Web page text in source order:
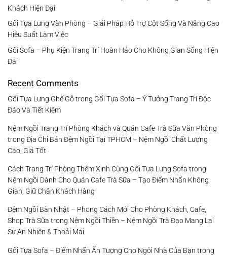
Khách Hiện Đại
Gối Tựa Lưng Văn Phòng – Giải Pháp Hỗ Trợ Cột Sống Và Nâng Cao
Hiệu Suất Làm Việc
Gối Sofa – Phụ Kiện Trang Trí Hoàn Hảo Cho Không Gian Sống Hiện
Đại
Recent Comments
Gối Tựa Lưng Ghế Gỗtrong Gối Tựa Sofa – Ý Tưởng Trang Trí Độc
Đáo Và Tiết Kiệm
Nệm Ngồi Trang Trí Phòng Khách và Quán Cafe Trà Sữa Văn Phòng
trong Địa Chỉ Bán Đệm Ngồi Tại TPHCM – Nệm Ngồi Chất Lượng
Cao, Giá Tốt
Cách Trang Trí Phòng Thêm Xinh Cùng Gối Tựa Lưng Sofa trong
Nệm Ngồi Dành Cho Quán Cafe Trà Sữa – Tạo Điểm Nhấn Không
Gian, Giữ Chân Khách Hàng
Đệm Ngồi Bàn Nhật – Phong Cách Mới Cho Phòng Khách, Cafe,
Shop Trà Sữa trong Nệm Ngồi Thiền – Nệm Ngồi Trà Đạo Mang Lại
Sự An Nhiên & Thoải Mái
Gối Tựa Sofa – Điểm Nhấn Ấn Tượng Cho Ngôi Nhà Của Bạn trong